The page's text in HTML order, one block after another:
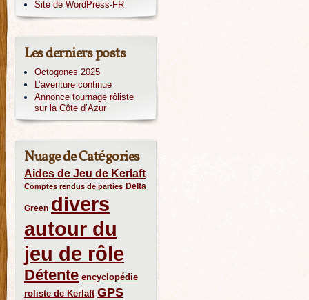
Site de WordPress-FR
Les derniers posts
Octogones 2025
L’aventure continue
Annonce tournage rôliste
sur la Côte d’Azur
Nuage de Catégories
Aides de Jeu de Kerlaft
Comptes rendus de parties Delta
Green divers
autour du
jeu de rôle
Détente encyclopédie
roliste de Kerlaft GPS